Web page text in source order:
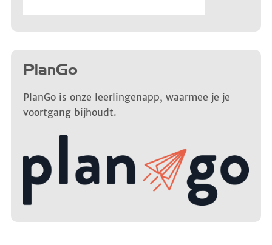
PlanGo
PlanGo is onze leerlingenapp, waarmee je je
voortgang bijhoudt.